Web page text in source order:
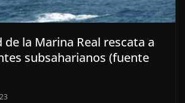
de la Marina Real rescata a
subsaharianos (fuente